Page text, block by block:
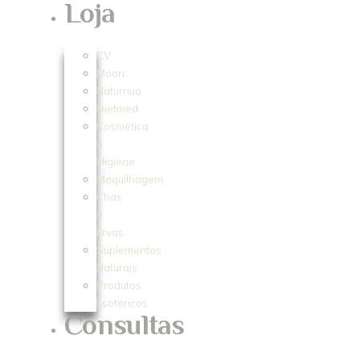
Loja
CV
Moon
Naturnua
Dietmed
Cosmética
e
Higiene
Maquilhagem
Chás
e
Ervas
Suplementos
Naturais
Produtos
Esotéricos
Consultas